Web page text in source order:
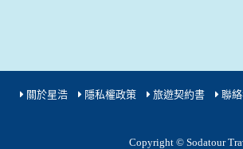
本公司不會向任何人出售或出借您的個人識
在以下情況下， 本公司會向其他人士或公司
違反本公司旗下網站的會員條款或產品、服
關於星浩 隱私權政策 旅遊契約書 聯
Copyright © Sodatour